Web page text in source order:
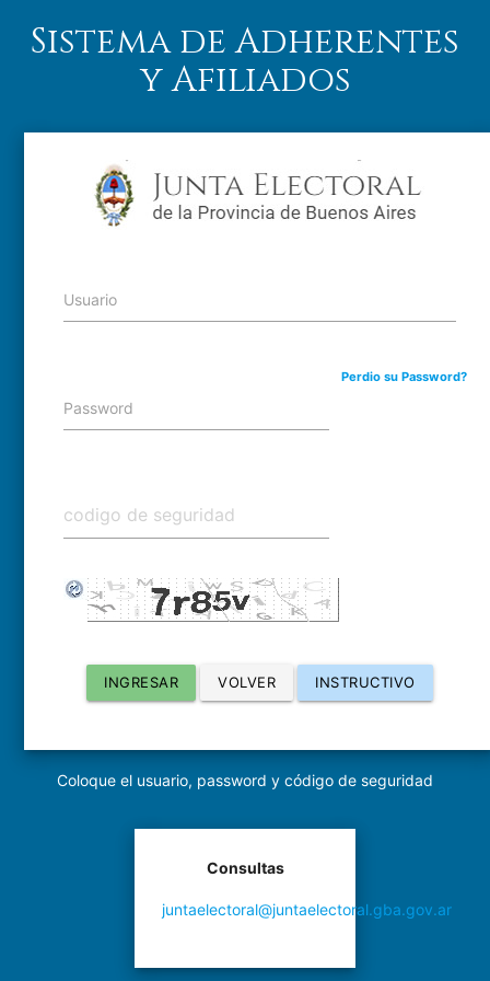
Sistema de Adherentes
y Afiliados
Usuario
Password
Perdio su Password?
INGRESAR VOLVER INSTRUCTIVO
Coloque el usuario, password y código de seguridad
Consultas
juntaelectoral@juntaelectoral.gba.gov.ar